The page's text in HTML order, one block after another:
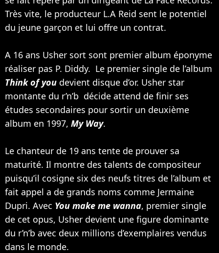
Très vite, le producteur L.A Reid sent le potentiel
du jeune garçon et lui offre un contrat.
A 16 ans Usher sort sont premier album éponyme
réaliser pas P. Diddy. Le premier single de l’album
Think of you devient disque d’or. Usher star
montante du r’n’b décide attend de finir ses
études secondaires pour sortir un deuxième
album en 1997, My Way.
Le chanteur de 19 ans tente de prouver sa
maturité. Il montre des talents de compositeur
puisqu’il cosigne six des neufs titres de l’album et
fait appel a de grands noms comme Jermaine
Dupri. Avec You make me wanna, premier single
de cet opus, Usher devient une figure dominante
du r’n’b avec deux millions d’exemplaires vendus
dans le monde.